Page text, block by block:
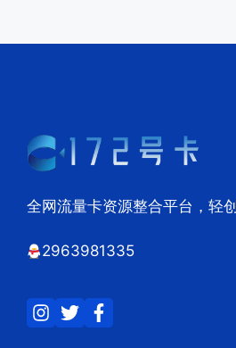
全网流量卡资源整合平台，轻
2963981335